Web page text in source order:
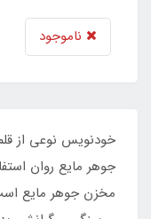
ناموجود
خودنویس نوعی از
جوهر مایع روان
مخزن جوهر مایع